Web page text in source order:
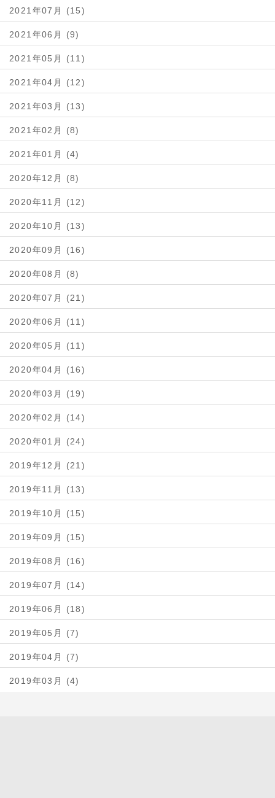
2021年07月 (15)
2021年06月 (9)
2021年05月 (11)
2021年04月 (12)
2021年03月 (13)
2021年02月 (8)
2021年01月 (4)
2020年12月 (8)
2020年11月 (12)
2020年10月 (13)
2020年09月 (16)
2020年08月 (8)
2020年07月 (21)
2020年06月 (11)
2020年05月 (11)
2020年04月 (16)
2020年03月 (19)
2020年02月 (14)
2020年01月 (24)
2019年12月 (21)
2019年11月 (13)
2019年10月 (15)
2019年09月 (15)
2019年08月 (16)
2019年07月 (14)
2019年06月 (18)
2019年05月 (7)
2019年04月 (7)
2019年03月 (4)